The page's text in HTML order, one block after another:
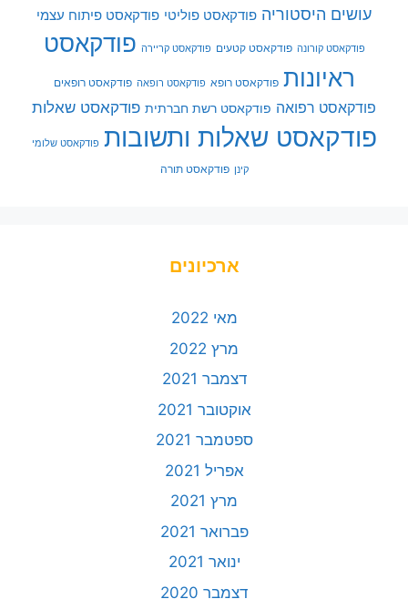
עושים היסטוריה פודקאסט פוליטי פודקאסט פיתוח עצמי
פודקאסט קורונה פודקאסט קטעים פודקאסט קריירה פודקאסט
ראיונות פודקאסט רופא פודקאסט רופאה פודקאסט רופאים
פודקאסט רפואה פודקאסט רשת חברתית פודקאסט שאלות
פודקאסט שאלות ותשובות פודקאסט שלומי
קינן פודקאסט תורה
ארכיונים
מאי 2022
מרץ 2022
דצמבר 2021
אוקטובר 2021
ספטמבר 2021
אפריל 2021
מרץ 2021
פברואר 2021
ינואר 2021
דצמבר 2020